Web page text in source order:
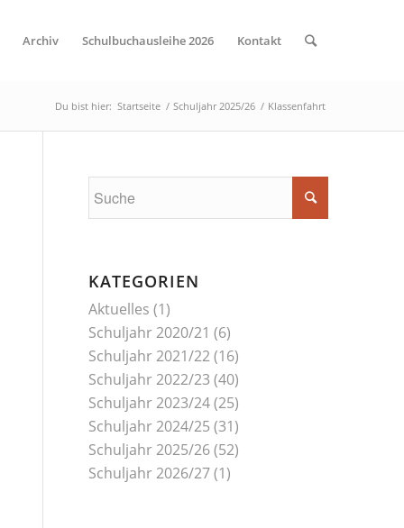
Archiv Schulbuchausleihe 2026 Kontakt
Du bist hier: Startseite / Schuljahr 2025/26 / Klassenfahrt
KATEGORIEN
Aktuelles (1)
Schuljahr 2020/21 (6)
Schuljahr 2021/22(16)
Schuljahr 2022/23 (40)
Schuljahr 2023/24(25)
Schuljahr 2024/25 (31)
Schuljahr 2025/26(52)
Schuljahr 2026/27(1)